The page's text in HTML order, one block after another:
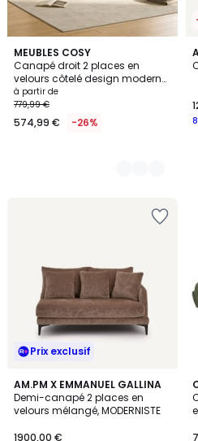
MEUBLES COSY
Canapé droit 2 places en
velours côtelé design moderne,
SNOW
à partir de
779,99 €
574,99 € -26%
5
Couleurs
Prix exclusif
AM.PM X EMMANUEL GALLINA
Demi-canapé 2 places en
velours mélangé, MODERNISTE
1900,00 €
5
Couleurs